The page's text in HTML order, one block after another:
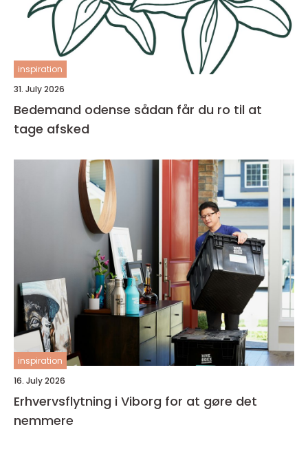
inspiration
31. July 2026
Bedemand odense sådan får du ro til at
tage afsked
inspiration
16. July 2026
Erhvervsflytning i Viborg for at gøre det
nemmere